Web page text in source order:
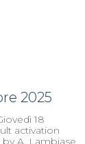
2025
18
activation
A. Lambiase